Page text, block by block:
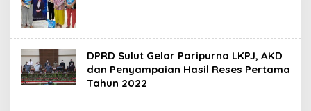
DPRD Sulut Gelar Paripurna LKPJ, AKD
dan Penyampaian Hasil Reses Pertama
Tahun 2022